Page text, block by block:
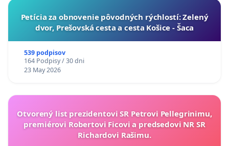
​Petícia za obnovenie pôvodných rýchlostí: Zelený
dvor, Prešovská cesta a cesta Košice - Šaca
539 podpisov
164 Podpisy / 30 dni
23 May 2026
Otvorený list prezidentovi SR Petrovi Pellegrinimu,
premiérovi Robertovi Ficovi a predsedovi NR SR
Richardovi Rašimu.